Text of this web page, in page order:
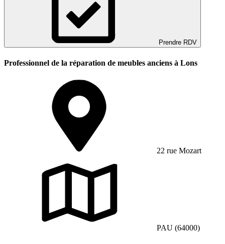
Prendre RDV
Professionnel de la réparation de meubles anciens à Lons
22 rue Mozart
PAU (64000)